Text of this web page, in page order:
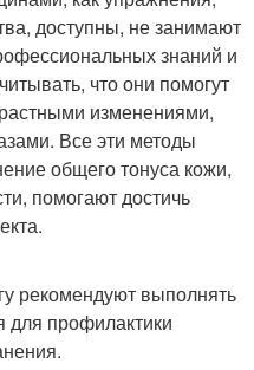
доступны, не занимают
знаний и
что они помогут
изменениями,
Все эти методы
общего тонуса кожи,
помогают достичь
рекомендуют выполнять
профилактики